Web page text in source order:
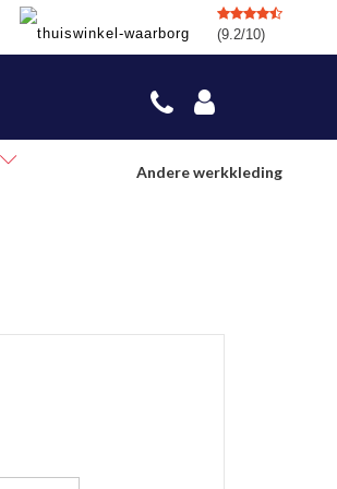
(9.2/10)
Andere werkkleding